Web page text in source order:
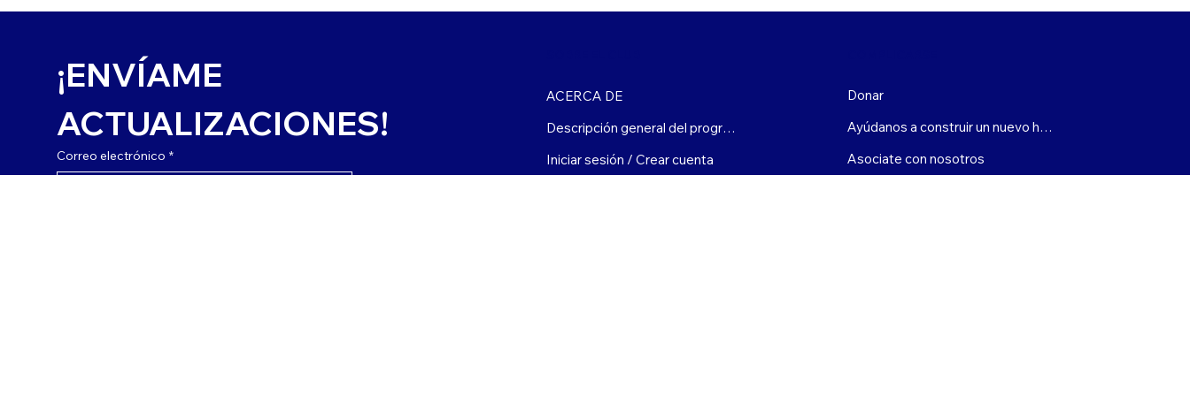
¡ENVÍAME
ACTUALIZACIONES!
Correo electrónico *
ACERCA DE
Descripción general del programa
Iniciar sesión / Crear cuenta
Donar
Ayúdanos a construir un nuevo hogar
Asociate con nosotros